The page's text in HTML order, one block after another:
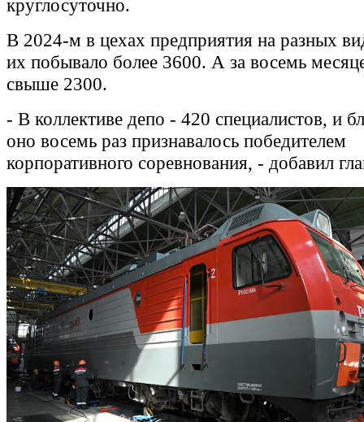
круглосуточно.
В 2024-м в цехах предприятия на разных
их побывало более 3600. А за восемь
свыше 2300.
- В коллективе депо - 420 специалистов, и
оно восемь раз признавалось победителем
корпоративного соревнования, - добавил